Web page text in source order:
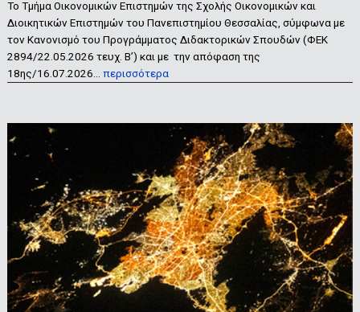
Το Τμήμα Οικονομικών Επιστημών της Σχολής Οικονομικών και
Διοικητικών Επιστημών του Πανεπιστημίου Θεσσαλίας, σύμφωνα με
τον Κανονισμό του Προγράμματος Διδακτορικών Σπουδών (ΦΕΚ
2894/22.05.2026 τευχ. Β’) και με την απόφαση της
18ης/16.07.2026… περισσότερα